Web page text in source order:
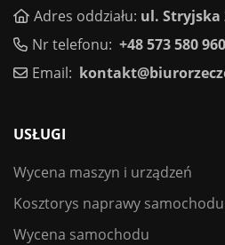
Adres oddziału: ul. Stryjska
Nr telefonu: +48 573 580 960
Email:
USŁUGI
Wycena maszyn i urządzeń
Kosztorys naprawy samochodu
Wycena samochodu